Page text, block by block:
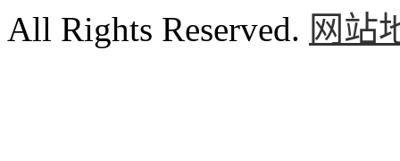
All Rights Reserved. 网站